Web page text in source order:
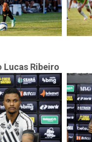
Lucas Ribeiro